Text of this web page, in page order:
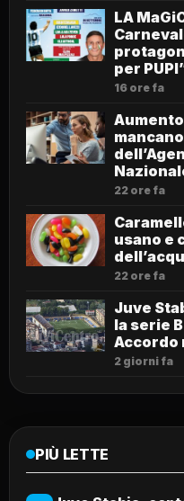
LA
per
16 ore fa
22 ore fa
usano e
22 ore fa
Juve
la serie
Accordo
2 giorni fa
PIÙ LETTE